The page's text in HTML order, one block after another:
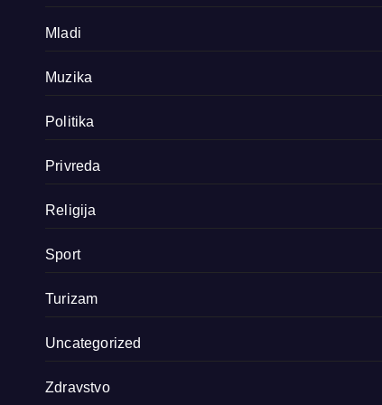
Mladi
Muzika
Politika
Privreda
Religija
Sport
Turizam
Uncategorized
Zdravstvo